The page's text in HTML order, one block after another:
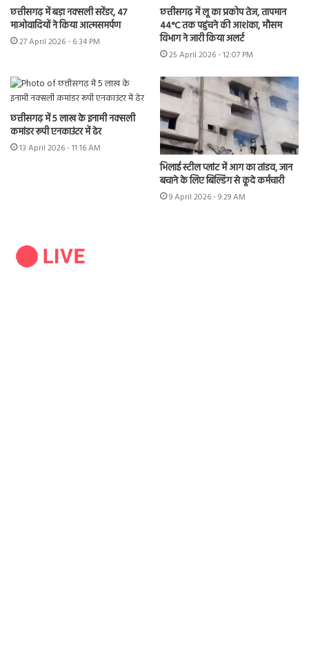
छत्तीसगढ़ में बड़ा नक्सली सरेंडर, 47
माओवादियों ने किया आत्मसमर्पण
27 April 2026 - 6:34 PM
छत्तीसगढ़ में लू का प्रकोप तेज, तापमान
44°C तक पहुंचने की आशंका, मौसम
विभाग ने जारी किया अलर्ट
25 April 2026 - 12:07 PM
छत्तीसगढ़ में 5 लाख के इनामी नक्सली
कमांडर रूपी एनकाउंटर में ढेर
13 April 2026 - 11:16 AM
भिलाई स्टील प्लांट में आग का तांडव, जान
बचाने के लिए बिल्डिंग से कूदे कर्मचारी
9 April 2026 - 9:29 AM